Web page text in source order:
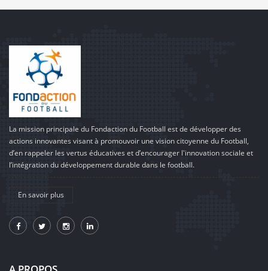
La mission principale du Fondaction du Football est de développer des
actions innovantes visant à promouvoir une vision citoyenne du Football,
d’en rappeler les vertus éducatives et d’encourager l'innovation sociale et
l’intégration du développement durable dans le football.
En savoir plus